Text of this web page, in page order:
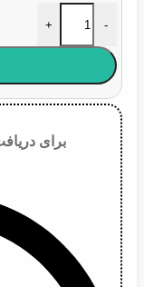
-
+
برای